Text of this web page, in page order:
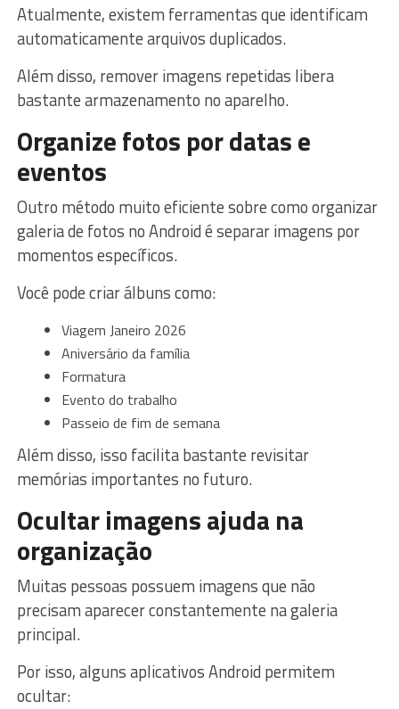
Atualmente, existem ferramentas que identificam
automaticamente arquivos duplicados.
Além disso, remover imagens repetidas libera
bastante armazenamento no aparelho.
Organize fotos por datas e
eventos
Outro método muito eficiente sobre como organizar
galeria de fotos no Android é separar imagens por
momentos específicos.
Você pode criar álbuns como:
Viagem Janeiro 2026
Aniversário da família
Formatura
Evento do trabalho
Passeio de fim de semana
Além disso, isso facilita bastante revisitar
memórias importantes no futuro.
Ocultar imagens ajuda na
organização
Muitas pessoas possuem imagens que não
precisam aparecer constantemente na galeria
principal.
Por isso, alguns aplicativos Android permitem
ocultar: